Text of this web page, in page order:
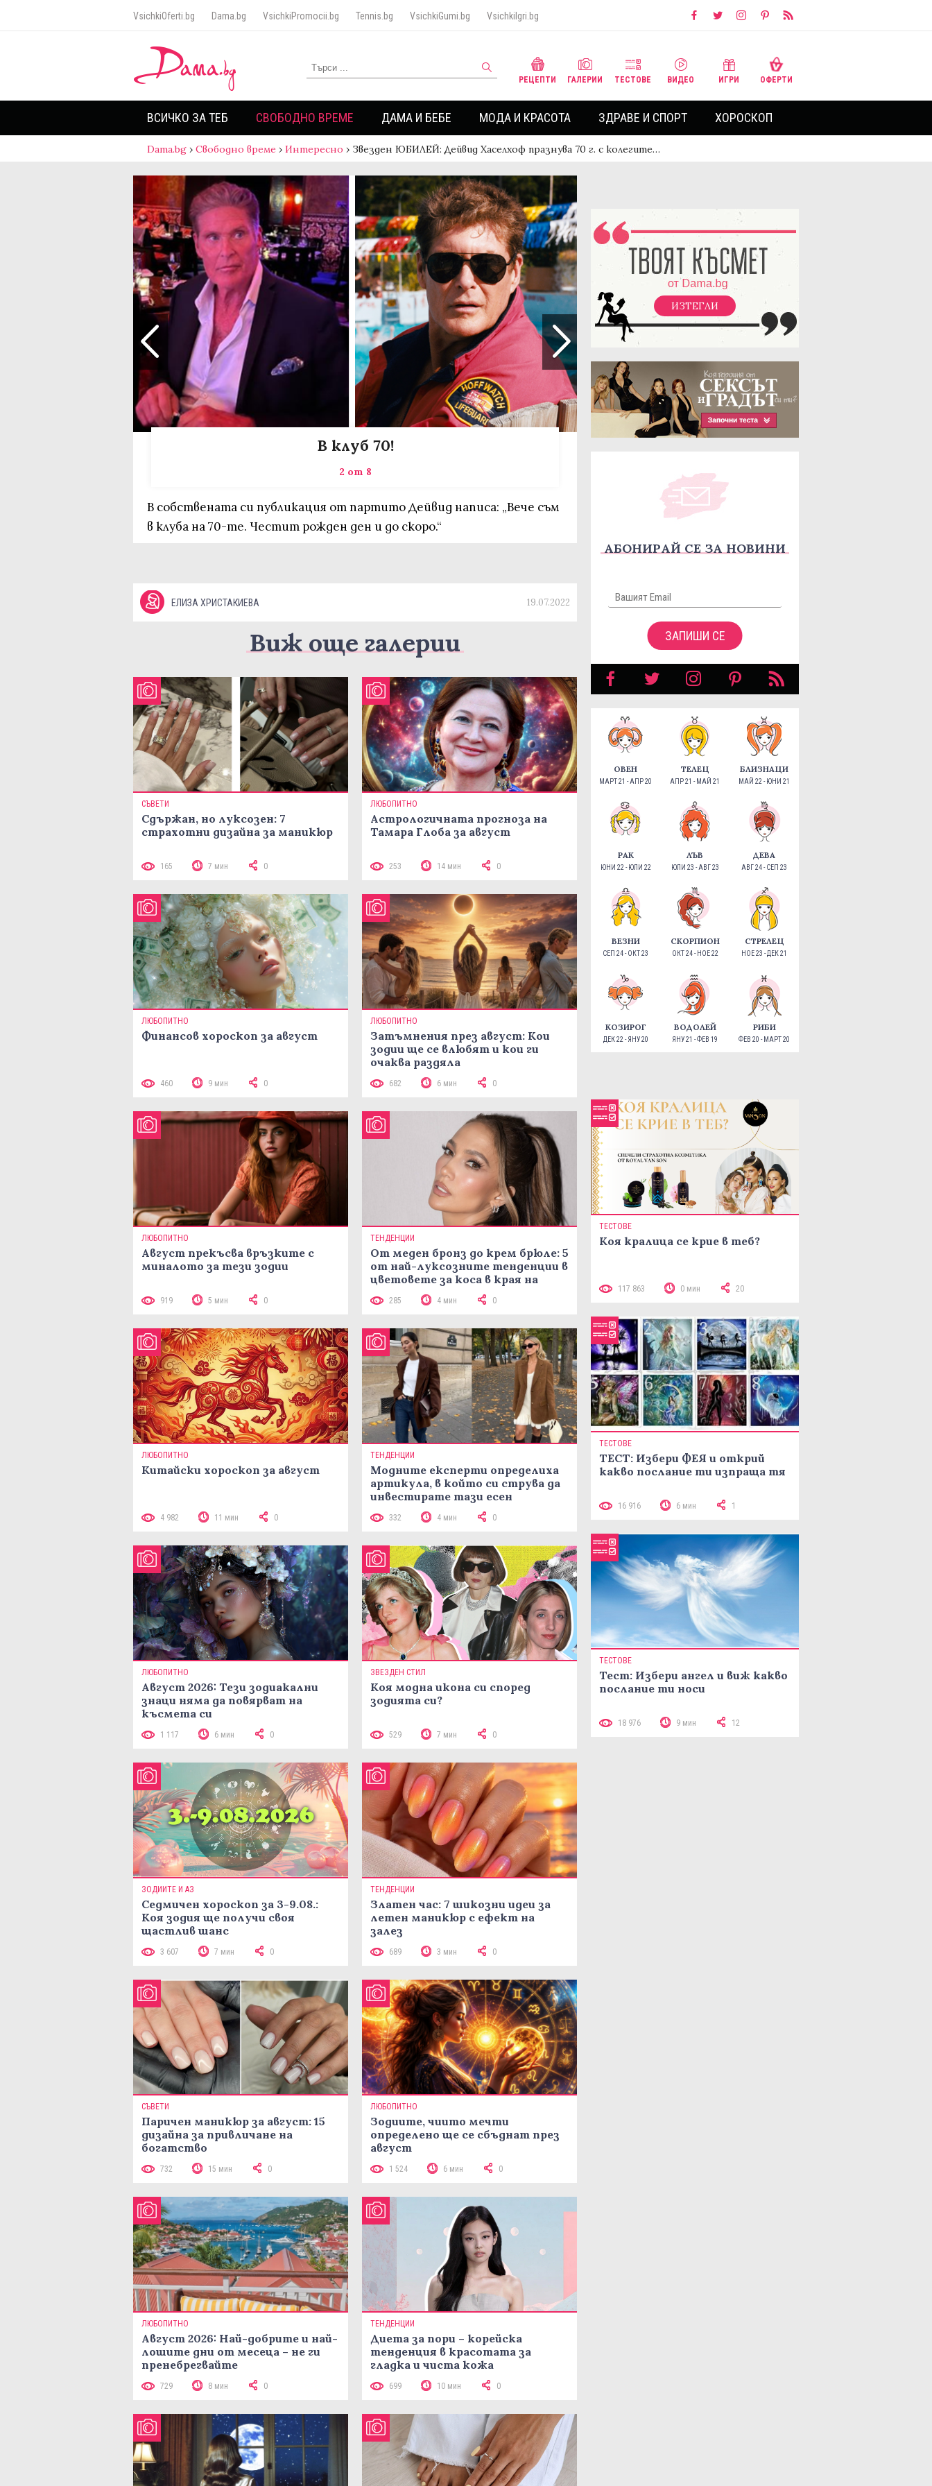
VsichkiOferti.bg Dama.bg VsichkiPromocii.bg Tennis.bg VsichkiGumi.bg VsichkiIgri.bg
РЕЦЕПТИ ГАЛЕРИИ ТЕСТОВЕ ВИДЕО ИГРИ ОФЕРТИ
ВСИЧКО ЗА ТЕБ СВОБОДНО ВРЕМЕ ДАМА И БЕБЕ МОДА И КРАСОТА ЗДРАВЕ И СПОРТ ХОРОСКОП
Dama.bg › Свободно време › Интересно › Звезден ЮБИЛЕЙ: Дейвид Хаселхоф празнува 70 г. с колегите…
В клуб 70!
2 от 8
В собствената си публикация от партито Дейвид написа: „Вече съм
в клуба на 70-те. Честит рожден ден и до скоро.“
ЕЛИЗА ХРИСТАКИЕВА 19.07.2022
Виж още галерии
СЪВЕТИ
Сдържан, но луксозен: 7
страхотни дизайна за маникюр
165 7 мин 0
ЛЮБОПИТНО
Астрологичната прогноза на
Тамара Глоба за август
253 14 мин 0
ЛЮБОПИТНО
Финансов хороскоп за август
460 9 мин 0
ЛЮБОПИТНО
Затъмнения през август: Кои
зодии ще се влюбят и кои ги
очаква раздяла
682 6 мин 0
ЛЮБОПИТНО
Август прекъсва връзките с
миналото за тези зодии
919 5 мин 0
ТЕНДЕНЦИИ
От меден бронз до крем брюле: 5
от най-луксозните тенденции в
цветовете за коса в края на
285 4 мин 0
ЛЮБОПИТНО
Китайски хороскоп за август
4 982 11 мин 0
ТЕНДЕНЦИИ
Модните експерти определиха
артикула, в който си струва да
инвестирате тази есен
332 4 мин 0
ЛЮБОПИТНО
Август 2026: Тези зодиакални
знаци няма да повярват на
късмета си
1 117 6 мин 0
ЗВЕЗДЕН СТИЛ
Коя модна икона си според
зодията си?
529 7 мин 0
ЗОДИИТЕ И АЗ
Седмичен хороскоп за 3-9.08.:
Коя зодия ще получи своя
щастлив шанс
3 607 7 мин 0
ТЕНДЕНЦИИ
Златен час: 7 шикозни идеи за
летен маникюр с ефект на
залез
689 3 мин 0
СЪВЕТИ
Паричен маникюр за август: 15
дизайна за привличане на
богатство
732 15 мин 0
ЛЮБОПИТНО
Зодиите, чиито мечти
определено ще се сбъднат през
август
1 524 6 мин 0
ЛЮБОПИТНО
Август 2026: Най-добрите и най-
лошите дни от месеца – не ги
пренебрегвайте
729 8 мин 0
ТЕНДЕНЦИИ
Диета за пори – корейска
тенденция в красотата за
гладка и чиста кожа
699 10 мин 0
ИЗТЕГЛИ
АБОНИРАЙ СЕ ЗА НОВИНИ
ЗАПИШИ СЕ
ОВЕН
МАРТ 21 - АПР 20
ТЕЛЕЦ
АПР 21 - МАЙ 21
БЛИЗНАЦИ
МАЙ 22 - ЮНИ 21
РАК
ЮНИ 22 - ЮЛИ 22
ЛЪВ
ЮЛИ 23 - АВГ 23
ДЕВА
АВГ 24 - СЕП 23
ВЕЗНИ
СЕП 24 - ОКТ 23
СКОРПИОН
ОКТ 24 - НОЕ 22
СТРЕЛЕЦ
НОЕ 23 - ДЕК 21
КОЗИРОГ
ДЕК 22 - ЯНУ 20
ВОДОЛЕЙ
ЯНУ 21 - ФЕВ 19
РИБИ
ФЕВ 20 - МАРТ 20
ТЕСТОВЕ
Коя кралица се крие в теб?
117 863 0 мин 20
ТЕСТОВЕ
ТЕСТ: Избери ФЕЯ и открий
какво послание ти изпраща тя
16 916 6 мин 1
ТЕСТОВЕ
Тест: Избери ангел и виж какво
послание ти носи
18 976 9 мин 12